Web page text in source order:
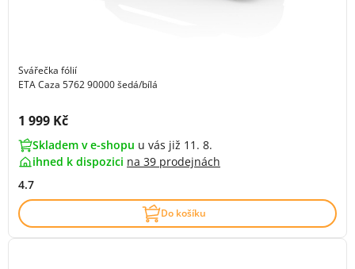
Svářečka fólií
ETA Caza 5762 90000 šedá/bílá
Cena s DPH:
1 999 Kč
Skladem v e-shopu u vás již 11. 8.
ihned k dispozici na 39 prodejnách
4.7
Do košíku